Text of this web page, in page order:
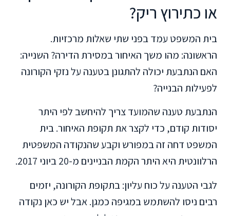
או כתירוץ ריק?
בית המשפט עמד בפני שתי שאלות מרכזיות.
הראשונה: מהו משך האיחור במסירת הדירה? השנייה:
האם הנתבעת יכולה להתגונן בטענה על נזקי הקורונה
לפעילות הבנייה?
הנתבעת טענה שהמועד צריך להיחשב לפי היתר
יסודות קודם, כדי לקצר את תקופת האיחור. בית
המשפט דחה זה במפורש וקבע שהנקודה המשפטית
הרלוונטית היא היתר הקמת הבניינים מ-20 ביוני 2017.
לגבי הטענה על כוח עליון: בתקופת הקורונה, יזמים
רבים ניסו להשתמש במגיפה כמגן. אבל יש כאן נקודה